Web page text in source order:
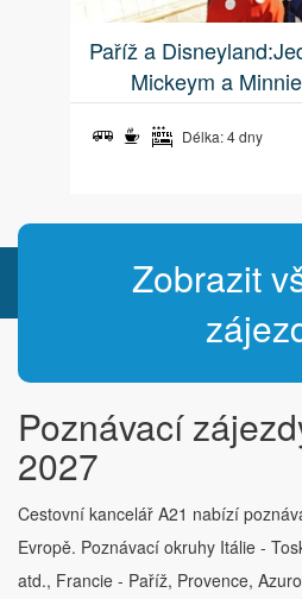
Paříž a
Mickeym a
pohádkové
Délka: 4 dny
Zobrazit
Poznávací
2027
Cestovní kancelář A21 nabízí
Evropě. Poznávací okruhy Itálie -
atd., Francie - Paříž, Provence,